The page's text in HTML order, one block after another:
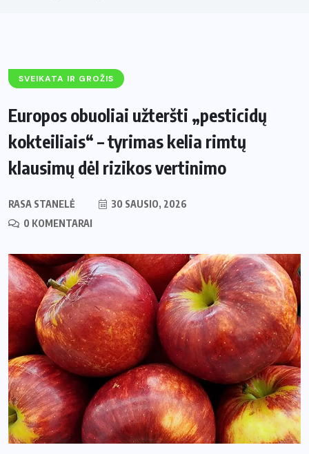
SVEIKATA IR GROŽIS
Europos obuoliai užteršti „pesticidų
kokteiliais“ – tyrimas kelia rimtų
klausimų dėl rizikos vertinimo
RASA STANELĖ
30 SAUSIO, 2026
0 KOMENTARAI